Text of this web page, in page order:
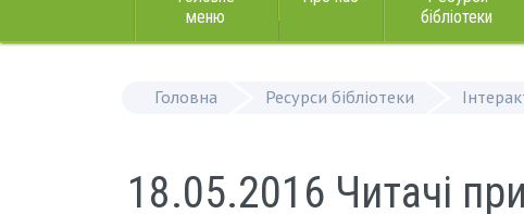
меню
бібліотеки
Головна Ресурси бібліотеки
18.05.2016 Читачі